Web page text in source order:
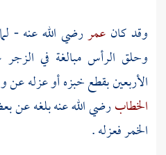
وقد كان عمررضي الله عنه -
وحلق الرأس مبالغة في
الأربعين بقطع خبزه أو عزله عن
الخطابرضي الله عنه بلغه عن
الخمر فعزله .